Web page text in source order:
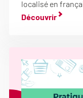
localisé en
Découvrir